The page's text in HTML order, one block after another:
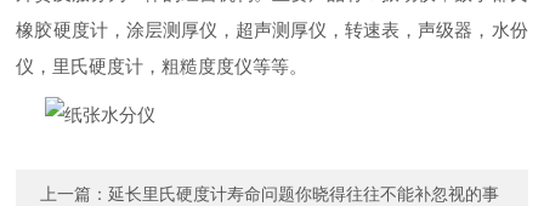
橡胶硬度计，涂层测厚仪，超声测厚仪，转速表，声级器，水份
仪，里氏硬度计，粗糙度度仪等等。
上一篇：延长里氏硬度计寿命问题你晓得往往不能补忽视的事